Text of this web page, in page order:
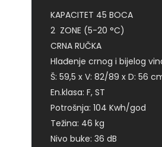
KAPACITET 45 BOCA
2 ZONE (5-20 °C)
CRNA RUČKA
Hlađenje crnog i bijelog
Š: 59,5 x V: 82/89 x D: 56
En.klasa: F, ST
Potrošnja: 104 Kwh/god
Težina: 46 kg
Nivo buke: 36 dB